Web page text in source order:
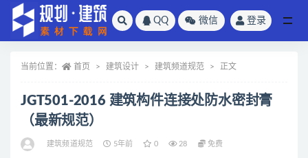
QQ 微信 登录
当前位置： 首页 建筑设计 建筑频道规范 正文
JGT501-2016 建筑构件连接处防水密封膏
（最新规范）
建筑频道规范 5年前 0 28 免费
全部